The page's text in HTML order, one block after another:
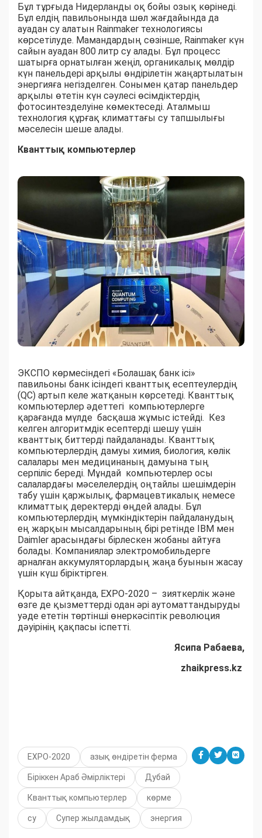
Бұл тұрғыда Нидерланды оқ бойы озық көрінеді.
Бұл елдің павильонында шөл жағдайында да
ауадан су алатын Rainmaker технологиясы
көрсетілуде. Мамандардың сөзінше, Rainmaker күн
сайын ауадан 800 литр су алады. Бұл процесс
шатырға орнатылған жеңіл, органикалық мөлдір
күн панельдері арқылы өндірілетін жаңартылатын
энергияға негізделген. Сонымен қатар панельдер
арқылы өтетін күн сәулесі өсімдіктердің
фотосинтезделуіне көмектеседі. Аталмыш
технология құрғақ климаттағы су тапшылығы
мәселесін шеше алады.
Кванттық компьютерлер
ЭКСПО көрмесіндегі «Болашақ банк ісі»
павильоны банк ісіндегі кванттық есептеулердің
(QC) артып келе жатқанын көрсетеді. Кванттық
компьютерлер әдеттегі компьютерлерге
қарағанда мүлде басқаша жұмыс істейді. Кез
келген алгоритмдік есептерді шешу үшін
кванттық биттерді пайдаланады. Кванттық
компьютерлердің дамуы химия, биология, көлік
салалары мен медицинаның дамуына тың
серпіліс береді. Мұндай компьютерлер осы
салалардағы мәселелердің оңтайлы шешімдерін
табу үшін қаржылық, фармацевтикалық немесе
климаттық деректерді өңдей алады. Бұл
компьютерлердің мүмкіндіктерін пайдаланудың
ең жарқын мысалдарының бірі ретінде IBM мен
Daimler арасындағы бірлескен жобаны айтуға
болады. Компаниялар электромобильдерге
арналған аккумуляторлардың жаңа буынын жасау
үшін күш біріктірген.
Қорыта айтқанда, EXPO-2020 – зияткерлік және
өзге де қызметтерді одан әрі аутоматтандыруды
уәде ететін төртінші өнеркәсіптік революция
дәуірінің қақпасы іспетті.
Ясипа Рабаева,
zhaikpress.kz
EXPO-2020 азық өндіретін ферма
Біріккен Араб Әмірліктері Дубай
Кванттық компьютерлер көрме
су Супер жылдамдық энергия